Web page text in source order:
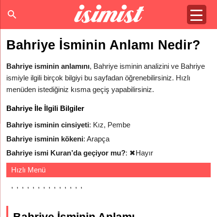
Bahriye İsminin Anlamı Nedir?
Bahriye isminin anlamını, Bahriye isminin analizini ve Bahriye
ismiyle ilgili birçok bilgiyi bu sayfadan öğrenebilirsiniz. Hızlı
menüden istediğiniz kısma geçiş yapabilirsiniz.
Bahriye İle İlgili Bilgiler
Bahriye isminin cinsiyeti: Kız, Pembe
Bahriye isminin kökeni: Arapça
Bahriye ismi Kuran’da geçiyor mu?: ✖Hayır
Hızlı Menü